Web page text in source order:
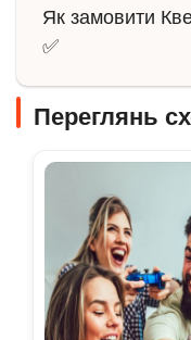
Як замовити
✅
Переглянь